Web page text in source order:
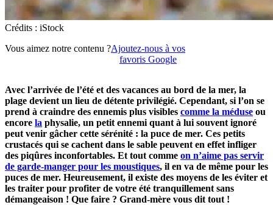
Crédits : iStock
Vous aimez notre contenu ?Ajoutez-nous à vos
favoris Google
Avec l’arrivée de l’été et des vacances au bord de la mer, la
plage devient un lieu de détente privilégié. Cependant, si l’on se
prend à craindre des ennemis plus visibles comme la méduse ou
encore la physalie, un petit ennemi quant à lui souvent ignoré
peut venir gâcher cette sérénité : la puce de mer. Ces petits
crustacés qui se cachent dans le sable peuvent en effet infliger
des piqûres inconfortables. Et tout comme on n’aime pas servir
de garde-manger pour les moustiques, il en va de même pour les
puces de mer. Heureusement, il existe des moyens de les éviter et
les traiter pour profiter de votre été tranquillement sans
démangeaison ! Que faire ? Grand-mère vous dit tout !